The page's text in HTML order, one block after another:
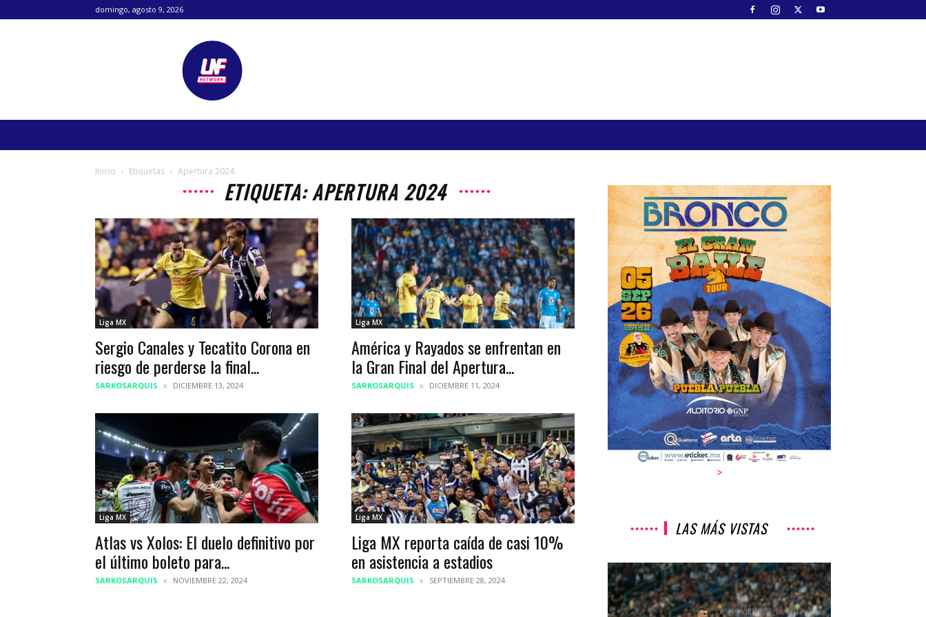
domingo, agosto 9, 2026
Lanetafutbolera
Inicio Etiquetas Apertura 2024
ETIQUETA: APERTURA 2024
Liga MX
Sergio Canales y Tecatito Corona en
riesgo de perderse la final...
SARKOSARQUIS DICIEMBRE 13, 2024
Liga MX
América y Rayados se enfrentan en
la Gran Final del Apertura...
SARKOSARQUIS DICIEMBRE 11, 2024
Liga MX
Atlas vs Xolos: El duelo definitivo por
el último boleto para...
SARKOSARQUIS NOVIEMBRE 22, 2024
Liga MX
Liga MX reporta caída de casi 10%
en asistencia a estadios
SARKOSARQUIS SEPTIEMBRE 28, 2024
>
LAS MÁS VISTAS
COPA MX, EL PRIMER FRACASO
DEL PIOJO HERRERA
COLUMNETAS
NOVIEMBRE 16, 2017